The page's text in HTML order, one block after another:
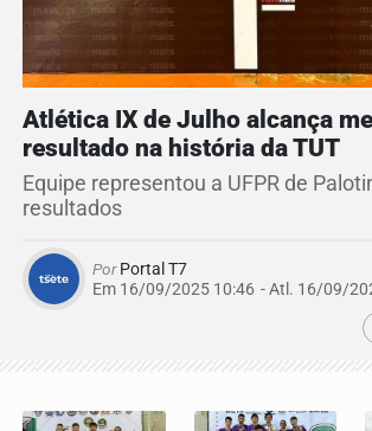
Atlética IX de Julho alcança
resultado na história da TUT
Equipe representou a UFPR de
resultados
PorPortal T7
Em 16/09/2025 10:46 - Atl. 16/09/